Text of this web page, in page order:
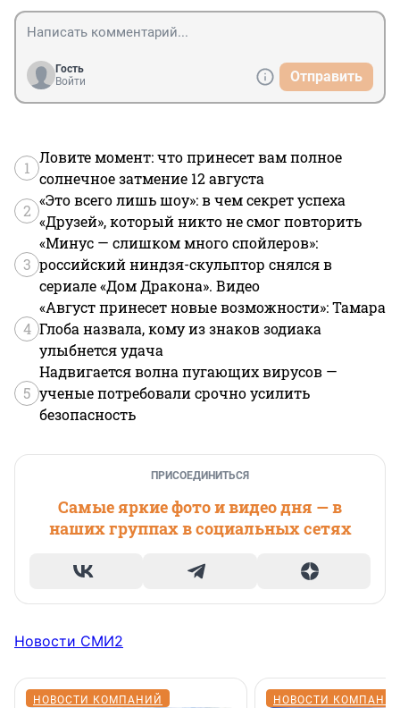
Гость
Войти
Отправить
1
Ловите момент: что принесет вам полное
солнечное затмение 12 августа
2
«Это всего лишь шоу»: в чем секрет успеха
«Друзей», который никто не смог повторить
3
«Минус — слишком много спойлеров»:
российский ниндзя-скульптор снялся в
сериале «Дом Дракона». Видео
4
«Август принесет новые возможности»: Тамара
Глоба назвала, кому из знаков зодиака
улыбнется удача
5
Надвигается волна пугающих вирусов —
ученые потребовали срочно усилить
безопасность
ПРИСОЕДИНИТЬСЯ
Самые яркие фото и видео дня — в
наших группах в социальных сетях
Новости СМИ2
НОВОСТИ КОМПАНИЙ НОВОСТИ